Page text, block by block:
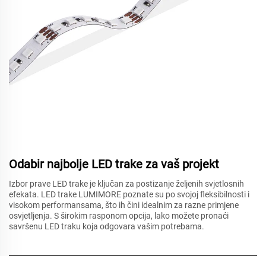
Odabir najbolje LED trake za vaš projekt
Izbor prave LED trake je ključan za postizanje željenih svjetlosnih
efekata. LED trake LUMIMORE poznate su po svojoj fleksibilnosti i
visokom performansama, što ih čini idealnim za razne primjene
osvjetljenja. S širokim rasponom opcija, lako možete pronaći
savršenu LED traku koja odgovara vašim potrebama.